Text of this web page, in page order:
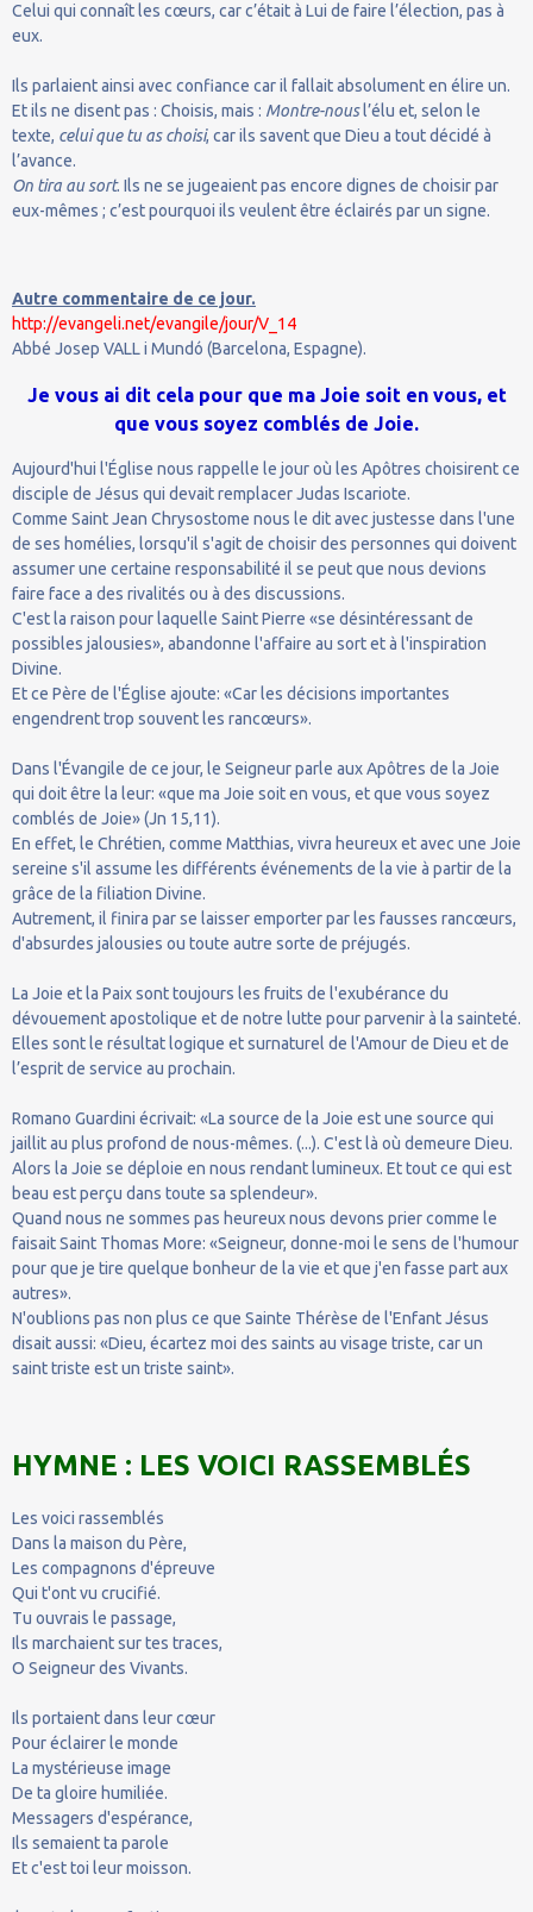
Celui qui connaît les cœurs, car c’était à Lui de faire l’élection, pas à
eux.
Ils parlaient ainsi avec confiance car il fallait absolument en élire un.
Et ils ne disent pas : Choisis, mais : Montre-nousl’élu et, selon le
texte, celui que tu as choisi, car ils savent que Dieu a tout décidé à
l’avance.
On tira au sort. Ils ne se jugeaient pas encore dignes de choisir par
eux-mêmes ; c’est pourquoi ils veulent être éclairés par un signe.
Autre commentaire de ce jour.
http://evangeli.net/evangile/jour/V_14
Abbé Josep VALL i Mundó (Barcelona, Espagne).
Je vous ai dit cela pour que ma Joie soit en vous, et
que vous soyez comblés de Joie.
Aujourd'hui l'Église nous rappelle le jour où les Apôtres choisirent ce
disciple de Jésus qui devait remplacer Judas Iscariote.
Comme Saint Jean Chrysostome nous le dit avec justesse dans l'une
de ses homélies, lorsqu'il s'agit de choisir des personnes qui doivent
assumer une certaine responsabilité il se peut que nous devions
faire face a des rivalités ou à des discussions.
C'est la raison pour laquelle Saint Pierre «se désintéressant de
possibles jalousies», abandonne l'affaire au sort et à l'inspiration
Divine.
Et ce Père de l'Église ajoute: «Car les décisions importantes
engendrent trop souvent les rancœurs».
Dans l'Évangile de ce jour, le Seigneur parle aux Apôtres de la Joie
qui doit être la leur: «que ma Joie soit en vous, et que vous soyez
comblés de Joie» (Jn 15,11).
En effet, le Chrétien, comme Matthias, vivra heureux et avec une Joie
sereine s'il assume les différents événements de la vie à partir de la
grâce de la filiation Divine.
Autrement, il finira par se laisser emporter par les fausses rancœurs,
d'absurdes jalousies ou toute autre sorte de préjugés.
La Joie et la Paix sont toujours les fruits de l'exubérance du
dévouement apostolique et de notre lutte pour parvenir à la sainteté.
Elles sont le résultat logique et surnaturel de l'Amour de Dieu et de
l’esprit de service au prochain.
Romano Guardini écrivait: «La source de la Joie est une source qui
jaillit au plus profond de nous-mêmes. (...). C'est là où demeure Dieu.
Alors la Joie se déploie en nous rendant lumineux. Et tout ce qui est
beau est perçu dans toute sa splendeur».
Quand nous ne sommes pas heureux nous devons prier comme le
faisait Saint Thomas More: «Seigneur, donne-moi le sens de l'humour
pour que je tire quelque bonheur de la vie et que j'en fasse part aux
autres».
N'oublions pas non plus ce que Sainte Thérèse de l'Enfant Jésus
disait aussi: «Dieu, écartez moi des saints au visage triste, car un
saint triste est un triste saint».
HYMNE : LES VOICI RASSEMBLÉS
Les voici rassemblés
Dans la maison du Père,
Les compagnons d'épreuve
Qui t'ont vu crucifié.
Tu ouvrais le passage,
Ils marchaient sur tes traces,
O Seigneur des Vivants.
Ils portaient dans leur cœur
Pour éclairer le monde
La mystérieuse image
De ta gloire humiliée.
Messagers d'espérance,
Ils semaient ta parole
Et c'est toi leur moisson.